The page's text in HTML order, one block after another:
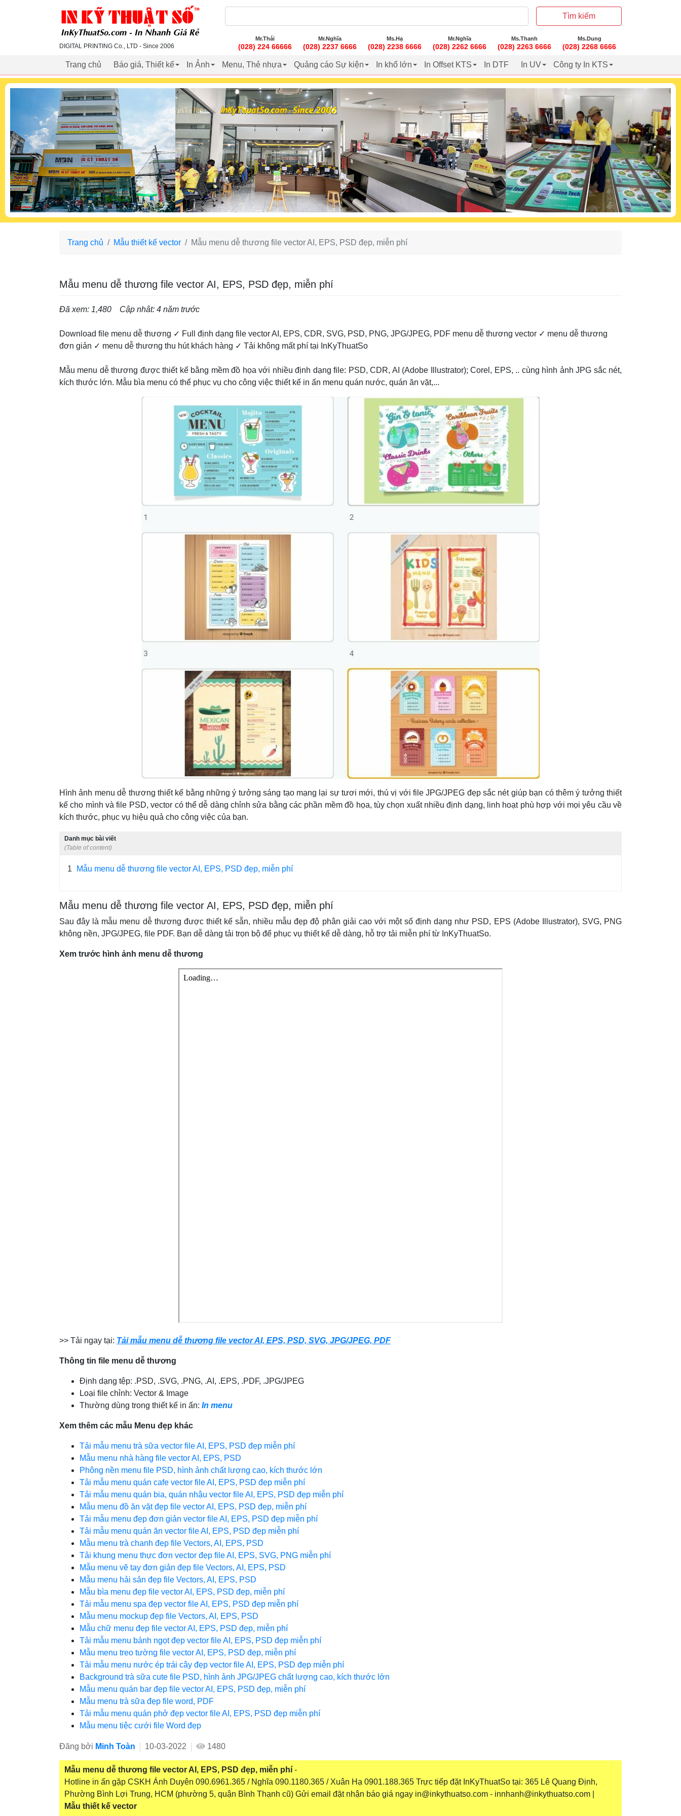
inkythuatso.com
DIGITAL PRINTING Co., LTD - Since 2006
Tìm kiếm
Mr.Thái
(028) 224 66666
Mr.Nghĩa
(028) 2237 6666
Ms.Hạ
(028) 2238 6666
Mr.Nghĩa
(028) 2262 6666
Ms.Thanh
(028) 2263 6666
Ms.Dung
(028) 2268 6666
Trang chủ Báo giá, Thiết kế In Ảnh Menu, Thẻ nhựa Quảng cáo Sự kiện In khổ lớn In Offset KTS In DTF In UV Công ty In KTS
Trang chủ Mẫu thiết kế vector Mẫu menu dễ thương file vector AI, EPS, PSD đẹp, miễn phí
Mẫu menu dễ thương file vector AI, EPS, PSD đẹp, miễn phí
Đã xem: 1,480 Cập nhât: 4 năm trước
Download file menu dễ thương ✓ Full định dạng file vector AI, EPS, CDR, SVG, PSD, PNG, JPG/JPEG, PDF menu dễ thương vector ✓ menu dễ thương
đơn giản ✓ menu dễ thương thu hút khách hàng ✓ Tải không mất phí tại InKyThuatSo
Mẫu menu dễ thương được thiết kế bằng mềm đồ họa với nhiều định dạng file: PSD, CDR, AI (Adobe Illustrator); Corel, EPS, .. cùng hình ảnh JPG sắc nét,
kích thước lớn. Mẫu bìa menu có thể phục vụ cho công việc thiết kế in ấn menu quán nước, quán ăn vặt,...
Hình ảnh menu dễ thương thiết kế bằng những ý tưởng sáng tạo mạng lại sự tươi mới, thú vị với file JPG/JPEG đẹp sắc nét giúp bạn có thêm ý tưởng thiết
kế cho mình và file PSD, vector có thể dễ dàng chỉnh sửa bằng các phần mềm đồ họa, tùy chọn xuất nhiều định dạng, linh hoạt phù hợp với mọi yêu cầu về
kích thước, phục vụ hiệu quả cho công việc của bạn.
Danh mục bài viết
(Table of content)
1 Mẫu menu dễ thương file vector AI, EPS, PSD đẹp, miễn phí
Mẫu menu dễ thương file vector AI, EPS, PSD đẹp, miễn phí
Sau đây là mẫu menu dễ thương được thiết kế sẵn, nhiều mẫu đẹp độ phân giải cao với một số định dạng như PSD, EPS (Adobe Illustrator), SVG, PNG
không nền, JPG/JPEG, file PDF. Bạn dễ dàng tải trọn bộ để phục vụ thiết kế dễ dàng, hỗ trợ tải miễn phí từ InKyThuatSo.
Xem trước hình ảnh menu dễ thương
>> Tải ngay tại: Tải mẫu menu dễ thương file vector AI, EPS, PSD, SVG, JPG/JPEG, PDF
Thông tin file menu dễ thương
Định dạng tệp: .PSD, .SVG, .PNG, .AI, .EPS, .PDF, .JPG/JPEG
Loại file chỉnh: Vector & Image
Thường dùng trong thiết kế in ấn: In menu
Xem thêm các mẫu Menu đẹp khác
Tải mẫu menu trà sữa vector file AI, EPS, PSD đẹp miễn phí
Mẫu menu nhà hàng file vector AI, EPS, PSD
Phông nền menu file PSD, hình ảnh chất lượng cao, kích thước lớn
Tải mẫu menu quán cafe vector file AI, EPS, PSD đẹp miễn phí
Tải mẫu menu quán bia, quán nhậu vector file AI, EPS, PSD đẹp miễn phí
Mẫu menu đồ ăn vặt đẹp file vector AI, EPS, PSD đẹp, miễn phí
Tải mẫu menu đẹp đơn giản vector file AI, EPS, PSD đẹp miễn phí
Tải mẫu menu quán ăn vector file AI, EPS, PSD đẹp miễn phí
Mẫu menu trà chanh đẹp file Vectors, AI, EPS, PSD
Tải khung menu thực đơn vector đẹp file AI, EPS, SVG, PNG miễn phí
Mẫu menu vẽ tay đơn giản đẹp file Vectors, AI, EPS, PSD
Mẫu menu hải sản đẹp file Vectors, AI, EPS, PSD
Mẫu bìa menu đẹp file vector AI, EPS, PSD đẹp, miễn phí
Tải mẫu menu spa đẹp vector file AI, EPS, PSD đẹp miễn phí
Mẫu menu mockup đẹp file Vectors, AI, EPS, PSD
Mẫu chữ menu đẹp file vector AI, EPS, PSD đẹp, miễn phí
Tải mẫu menu bánh ngọt đẹp vector file AI, EPS, PSD đẹp miễn phí
Mẫu menu treo tường file vector AI, EPS, PSD đẹp, miễn phí
Tải mẫu menu nước ép trái cây đẹp vector file AI, EPS, PSD đẹp miễn phí
Background trà sữa cute file PSD, hình ảnh JPG/JPEG chất lượng cao, kích thước lớn
Mẫu menu quán bar đẹp file vector AI, EPS, PSD đẹp, miễn phí
Mẫu menu trà sữa đẹp file word, PDF
Tải mẫu menu quán phở đẹp vector file AI, EPS, PSD đẹp miễn phí
Mẫu menu tiệc cưới file Word đẹp
Đăng bởi Minh Toàn 10-03-2022 1480
Mẫu menu dễ thương file vector AI, EPS, PSD đẹp, miễn phí -
Hotline in ấn gặp CSKH Ánh Duyên 090.6961.365 / Nghĩa 090.1180.365 / Xuân Hạ 0901.188.365 Trực tiếp đặt InKyThuatSo tại: 365 Lê Quang Định,
Phường Bình Lợi Trung, HCM (phường 5, quận Bình Thạnh cũ) Gửi email đặt nhận báo giá ngay in@inkythuatso.com - innhanh@inkythuatso.com |
Mẫu thiết kế vector